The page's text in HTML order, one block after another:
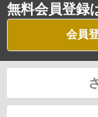
無料会員登録
会員